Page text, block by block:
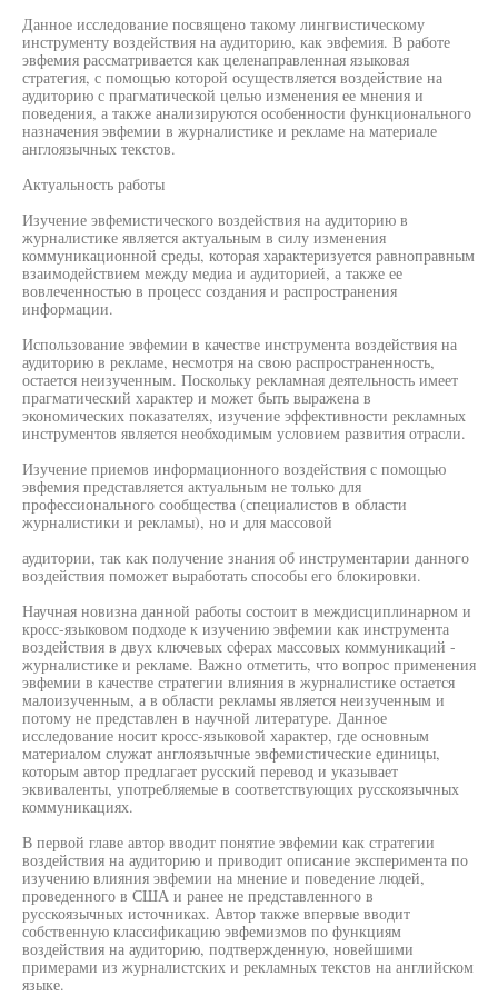
Данное исследование посвящено такому лингвистическому
инструменту воздействия на аудиторию, как эвфемия. В работе
эвфемия рассматривается как целенаправленная языковая
стратегия, с помощью которой осуществляется воздействие на
аудиторию с прагматической целью изменения ее мнения и
поведения, а также анализируются особенности функционального
назначения эвфемии в журналистике и рекламе на материале
англоязычных текстов.
Актуальность работы
Изучение эвфемистического воздействия на аудиторию в
журналистике является актуальным в силу изменения
коммуникационной среды, которая характеризуется равноправным
взаимодействием между медиа и аудиторией, а также ее
вовлеченностью в процесс создания и распространения
информации.
Использование эвфемии в качестве инструмента воздействия на
аудиторию в рекламе, несмотря на свою распространенность,
остается неизученным. Поскольку рекламная деятельность имеет
прагматический характер и может быть выражена в
экономических показателях, изучение эффективности рекламных
инструментов является необходимым условием развития отрасли.
Изучение приемов информационного воздействия с помощью
эвфемия представляется актуальным не только для
профессионального сообщества (специалистов в области
журналистики и рекламы), но и для массовой
аудитории, так как получение знания об инструментарии данного
воздействия поможет выработать способы его блокировки.
Научная новизна данной работы состоит в междисциплинарном и
кросс-языковом подходе к изучению эвфемии как инструмента
воздействия в двух ключевых сферах массовых коммуникаций -
журналистике и рекламе. Важно отметить, что вопрос применения
эвфемии в качестве стратегии влияния в журналистике остается
малоизученным, а в области рекламы является неизученным и
потому не представлен в научной литературе. Данное
исследование носит кросс-языковой характер, где основным
материалом служат англоязычные эвфемистические единицы,
которым автор предлагает русский перевод и указывает
эквиваленты, употребляемые в соответствующих русскоязычных
коммуникациях.
В первой главе автор вводит понятие эвфемии как стратегии
воздействия на аудиторию и приводит описание эксперимента по
изучению влияния эвфемии на мнение и поведение людей,
проведенного в США и ранее не представленного в
русскоязычных источниках. Автор также впервые вводит
собственную классификацию эвфемизмов по функциям
воздействия на аудиторию, подтвержденную, новейшими
примерами из журналистских и рекламных текстов на английском
языке.